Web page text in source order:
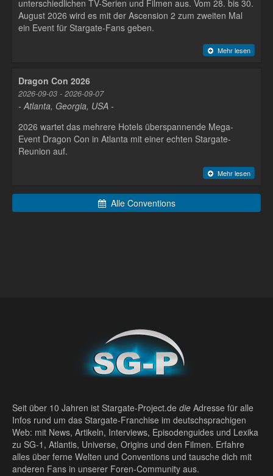
unterschiedlichen TV-Serien und Filmen aus. Vom 28. bis 30.
August 2026 wird es mit der Ascension 2 zum zweiten Mal
ein Event für Stargate-Fans geben.
Mehr lesen
Dragon Con 2026
2026-09-03 - 2026-09-07
- Atlanta, Georgia, USA -
2026 wartet das mehrere Hotels überspannende Mega-
Event Dragon Con in Atlanta mit einer echten Stargate-
Reunion auf.
Mehr lesen
Alle Conventions
Seit über 10 Jahren ist Stargate-Project.de die Adresse für alle
Infos rund um das Stargate-Franchise im deutschsprachigen
Web: mit News, Artikeln, Interviews, Episodenguides und Lexika
zu SG-1, Atlantis, Universe, Origins und den Filmen. Erfahre
alles über ferne Welten und Conventions und tausche dich mit
anderen Fans in unserer Foren-Community aus.